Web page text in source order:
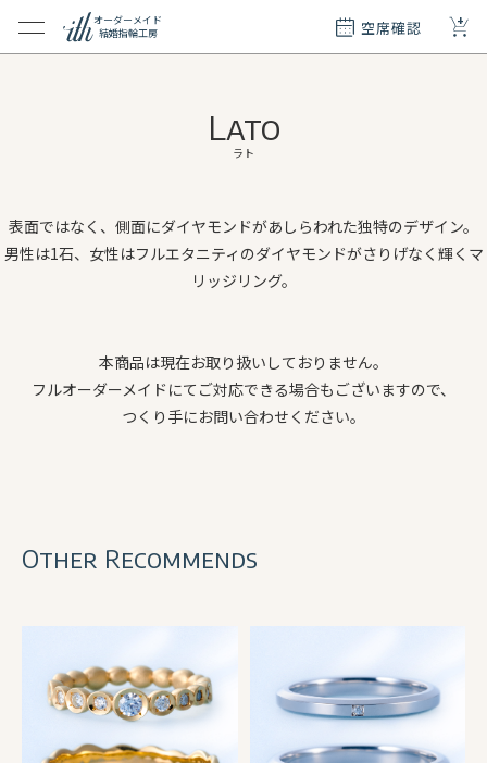
オーダーメイド
結婚指輪工房
空席確認 +
ラト
Lato
表面ではなく、側面にダイヤモンドがあしらわれた独特のデザイン。
男性は1石、女性はフルエタニティのダイヤモンドがさりげなく輝くマ
リッジリング。
本商品は現在お取り扱いしておりません。
フルオーダーメイドにてご対応できる場合もございますので、
つくり手にお問い合わせください。
Other Recommends